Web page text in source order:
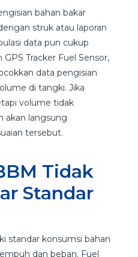
bahan bakar
struk atau laporan
data pun cukup
Tracker Fuel Sensor,
data pengisian
di tangki. Jika
volume tidak
akan langsung
tersebut.
Tidak
Standar
standar konsumsi bahan
dan beban. Fuel